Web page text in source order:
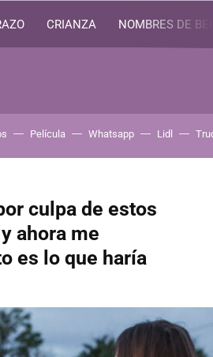
CRIANZA NOMBRES DE
Película Whatsapp Lidl
culpa de estos
ahora me
es lo que haría